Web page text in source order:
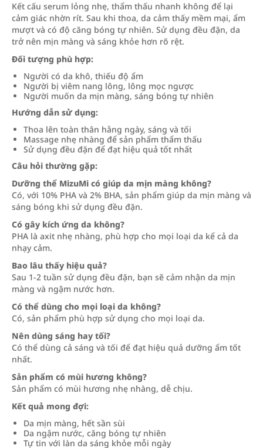
Kết cấu serum lỏng nhẹ, thẩm thấu nhanh không để lại
cảm giác nhờn rít. Sau khi thoa, da cảm thấy mềm mại, ẩm
mượt và có độ căng bóng tự nhiên. Sử dụng đều đặn, da
trở nên mịn màng và sáng khỏe hơn rõ rệt.
Đối tượng phù hợp:
Người có da khô, thiếu độ ẩm
Người bị viêm nang lông, lông mọc ngược
Người muốn da mịn màng, sáng bóng tự nhiên
Hướng dẫn sử dụng:
Thoa lên toàn thân hằng ngày, sáng và tối
Massage nhẹ nhàng để sản phẩm thẩm thấu
Sử dụng đều đặn để đạt hiệu quả tốt nhất
Câu hỏi thường gặp:
Dưỡng thể MizuMi có giúp da mịn màng không?
Có, với 10% PHA và 2% BHA, sản phẩm giúp da mịn màng và
sáng bóng khi sử dụng đều đặn.
Có gây kích ứng da không?
PHA là axit nhẹ nhàng, phù hợp cho mọi loại da kể cả da
nhạy cảm.
Bao lâu thấy hiệu quả?
Sau 1-2 tuần sử dụng đều đặn, bạn sẽ cảm nhận da mịn
màng và ngậm nước hơn.
Có thể dùng cho mọi loại da không?
Có, sản phẩm phù hợp sử dụng cho mọi loại da.
Nên dùng sáng hay tối?
Có thể dùng cả sáng và tối để đạt hiệu quả dưỡng ẩm tốt
nhất.
Sản phẩm có mùi hương không?
Sản phẩm có mùi hương nhẹ nhàng, dễ chịu.
Kết quả mong đợi:
Da mịn màng, hết sần sùi
Da ngậm nước, căng bóng tự nhiên
Tự tin với làn da sáng khỏe mỗi ngày